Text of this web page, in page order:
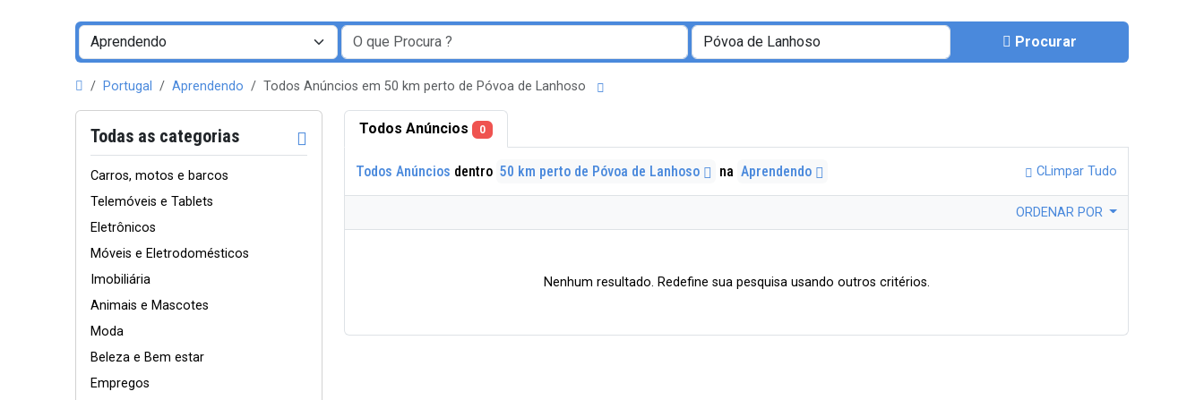
Procurar
Portugal Aprendendo Todos Anúncios em 50 km perto de Póvoa de Lanhoso
Todas as categorias
Carros, motos e barcos
Telemóveis e Tablets
Eletrônicos
Móveis e Eletrodomésticos
Imobiliária
Animais e Mascotes
Moda
Beleza e Bem estar
Empregos
Todos Anúncios 0
Todos Anúncios dentro 50 km perto de Póvoa de Lanhoso na Aprendendo CLimpar Tudo
ORDENAR POR
Nenhum resultado. Redefine sua pesquisa usando outros critérios.